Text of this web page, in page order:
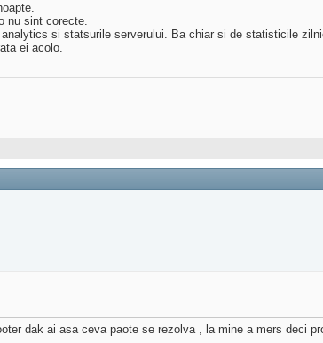
nu sint corecte.
si statsurile serverului. Ba chiar si de statisticile
ei acolo.
dak ai asa ceva paote se rezolva , la mine a mers deci